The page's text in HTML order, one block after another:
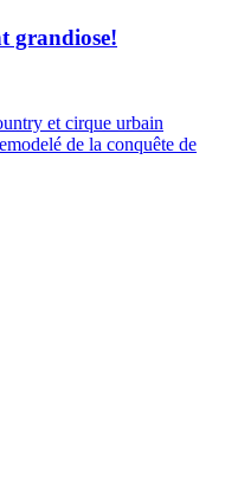
grandiose!
et cirque urbain
de la conquête de